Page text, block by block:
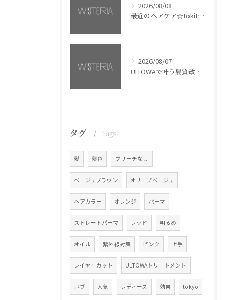
2026/08/08
最近のヘアケア☆tokita【銀座・美容室WISTERIA】
2026/08/07
ULTOWAで叶う髪質改善美髪カラー【銀座・美容室WISTERIA】
タグ Tags
髪 髪色 ブリーチなし
ベージュブラウン オリーブベージュ
ヘアカラー オレンジ パーマ
ストレートパーマ レッド 明るめ
オイル 紫外線対策 ピンク 上手
レイヤーカット ULTOWAトリートメント
ボブ 人気 レディース 効果 tokyo